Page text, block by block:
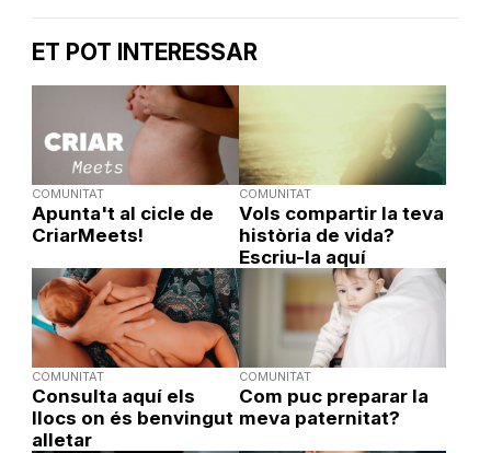
ET POT INTERESSAR
COMUNITAT
Apunta't al cicle de
CriarMeets!
COMUNITAT
Vols compartir la teva
història de vida?
Escriu-la aquí
COMUNITAT
Consulta aquí els
llocs on és benvingut
alletar
COMUNITAT
Com puc preparar la
meva paternitat?